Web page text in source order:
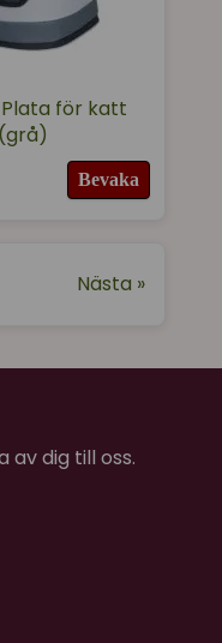
för katt
Bevaka
Nästa »
dig till oss.